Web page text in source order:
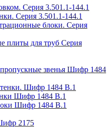
Серия 3.501.1-144.1
Серия 3.501.1-144.1
блоки. Серия
плиты для труб Серия
звенья Шифр 1484
Шифр 1484 В.1
Шифр 1484 В.1
Шифр 1484 В.1
2175